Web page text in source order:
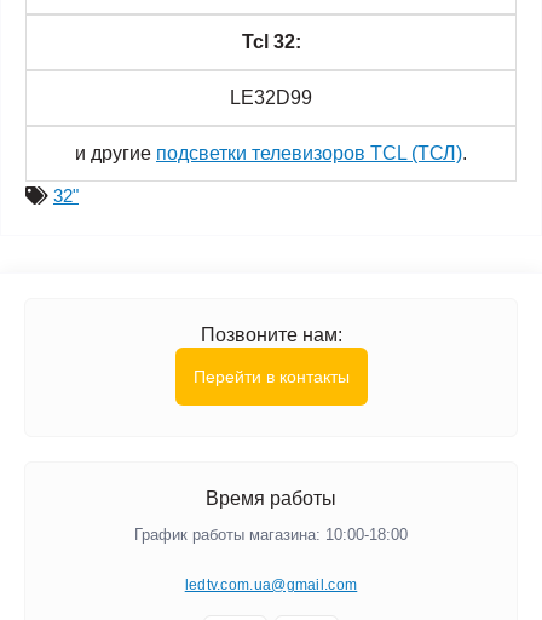
Tcl 32:
LE32D99
и другие подсветки телевизоров TCL (ТСЛ).
32"
Позвоните нам:
Перейти в контакты
Время работы
График работы магазина: 10:00-18:00
ledtv.com.ua@gmail.com